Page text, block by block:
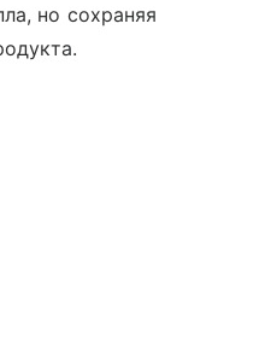
но сохраняя